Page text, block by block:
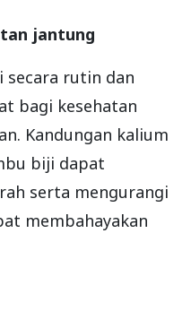
jantung
secara rutin dan
bagi kesehatan
Kandungan kalium
biji dapat
serta mengurangi
membahayakan